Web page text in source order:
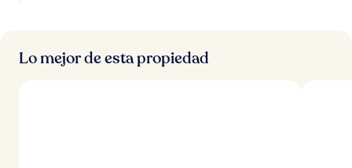
Lo mejor de esta propiedad